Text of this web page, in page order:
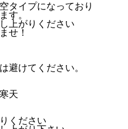
タイプになっており
す。
上がりください
せ！
避けてください。
天
ください